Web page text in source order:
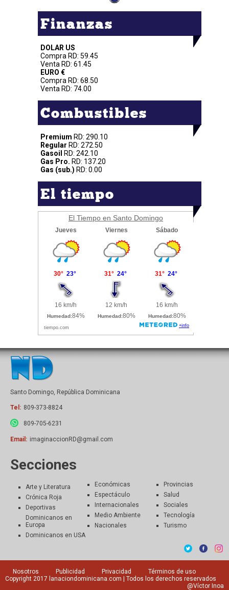
Finanzas
DOLAR US
Compra RD: 59.45
Venta RD: 61.45
EURO €
Compra RD: 68.50
Venta RD: 74.00
Combustibles
Premium RD: 290.10
Regular RD: 272.50
Gasoil
RD: 242.10
Gas Pro. RD: 137.20
Gas (sub.) RD: 0.00
El tiempo
El Tiempo en Santo Domingo
Santo Domingo, República Dominicana
Tel: 809-373-8824
809-705-6231
Email: imaginaccionRD@gmail.com
Secciones
Arte y Literatura
Crónica Roja
Deportivas
Dominicanos en
Europa
Dominicanos en USA
Económicas
Espectáculo
Internacionales
Medio Ambiente
Nacionales
Provincias
Salud
Sociales
Tecnología
Turismo
Nosotros Publicidad Privacidad
Términos de uso
Copyright 2017 lanaciondominicana.com | Todos los derechos reservados
@Víctor Inoa